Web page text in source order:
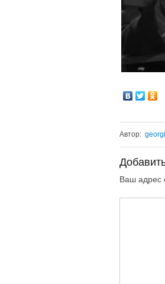
Автор:
Ваш адрес